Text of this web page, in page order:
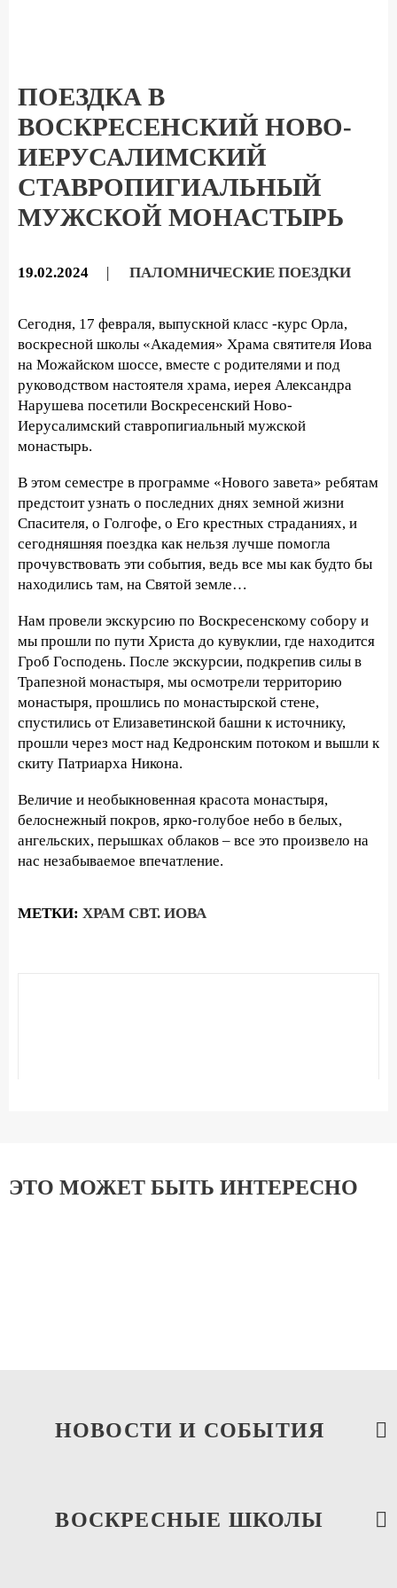
ПОЕЗДКА В
ВОСКРЕСЕНСКИЙ НОВО-
ИЕРУСАЛИМСКИЙ
СТАВРОПИГИАЛЬНЫЙ
МУЖСКОЙ МОНАСТЫРЬ
19.02.2024 | ПАЛОМНИЧЕСКИЕ ПОЕЗДКИ
Сегодня, 17 февраля, выпускной класс -курс Орла,
воскресной школы «Академия» Храма святителя Иова
на Можайском шоссе, вместе с родителями и под
руководством настоятеля храма, иерея Александра
Нарушева посетили Воскресенский Ново-
Иерусалимский ставропигиальный мужской
монастырь.
В этом семестре в программе «Нового завета» ребятам
предстоит узнать о последних днях земной жизни
Спасителя, о Голгофе, о Его крестных страданиях, и
сегодняшняя поездка как нельзя лучше помогла
прочувствовать эти события, ведь все мы как будто бы
находились там, на Святой земле…
Нам провели экскурсию по Воскресенскому собору и
мы прошли по пути Христа до кувуклии, где находится
Гроб Господень. После экскурсии, подкрепив силы в
Трапезной монастыря, мы осмотрели территорию
монастыря, прошлись по монастырской стене,
спустились от Елизаветинской башни к источнику,
прошли через мост над Кедронским потоком и вышли к
скиту Патриарха Никона.
Величие и необыкновенная красота монастыря,
белоснежный покров, ярко-голубое небо в белых,
ангельских, перышках облаков – все это произвело на
нас незабываемое впечатление.
МЕТКИ: ХРАМ СВТ. ИОВА
ЭТО МОЖЕТ БЫТЬ ИНТЕРЕСНО
НОВОСТИ И СОБЫТИЯ
ВОСКРЕСНЫЕ ШКОЛЫ